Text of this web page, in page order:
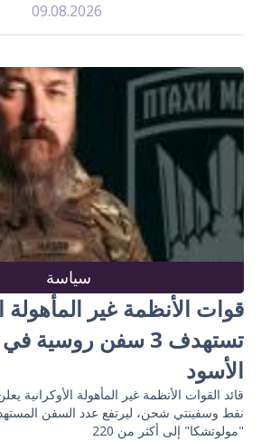
09.08.2026
سياسة
قوات الأنظمة غير المأهولة
تستهدف 3 سفن روسية
الأسود
قائد القوات الأنظمة غير المأهولة الأوكرانية
نفط وسفينتي شحن، ليرتفع عدد السفن
"مولوتشكا" إلى أكثر من 220